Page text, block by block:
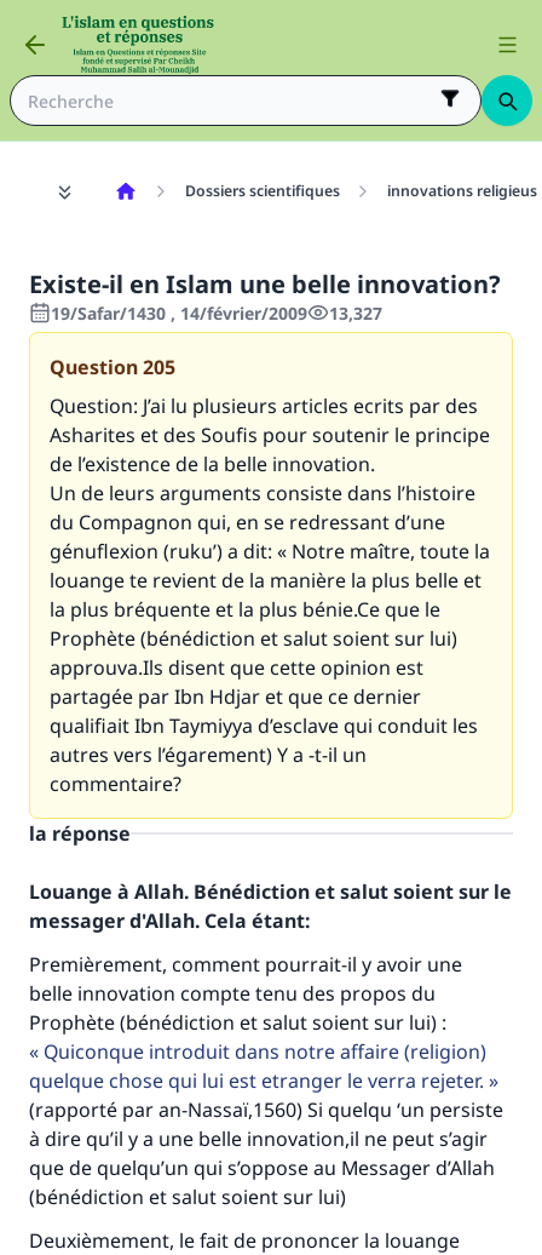
Dossiers scientifiques innovations
Existe-il en Islam une belle innovation?
19/Safar/1430 , 14/février/2009 13,327
Question205
Question: J’ai lu plusieurs articles ecrits par des
Asharites et des Soufis pour soutenir le principe
de l’existence de la belle innovation.
Un de leurs arguments consiste dans l’histoire
du Compagnon qui, en se redressant d’une
génuflexion (ruku’) a dit: « Notre maître, toute la
louange te revient de la manière la plus belle et
la plus bréquente et la plus bénie.Ce que le
Prophète (bénédiction et salut soient sur lui)
approuva.Ils disent que cette opinion est
partagée par Ibn Hdjar et que ce dernier
qualifiait Ibn Taymiyya d’esclave qui conduit les
autres vers l’égarement) Y a -t-il un
commentaire?
la réponse
Louange à Allah. Bénédiction et salut soient sur le
messager d'Allah. Cela étant:
Premièrement, comment pourrait-il y avoir une
belle innovation compte tenu des propos du
Prophète (bénédiction et salut soient sur lui) :
Quiconque introduit dans notre affaire (religion)
quelque chose qui lui est etranger le verra rejeter.
(rapporté par an-Nassaï,1560) Si quelqu ‘un persiste
à dire qu’il y a une belle innovation,il ne peut s’agir
que de quelqu’un qui s’oppose au Messager d’Allah
(bénédiction et salut soient sur lui)
Deuxièmement, le fait de prononcer la louange